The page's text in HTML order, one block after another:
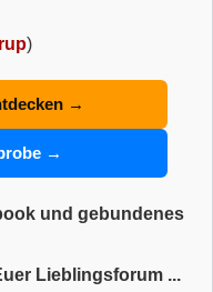
)
→
→
und gebundenes
Lieblingsforum ...